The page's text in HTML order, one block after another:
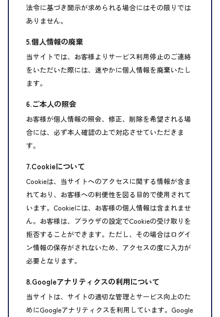
法令に基づき開示が求められる場合にはその限りでは
ありません。
5.個人情報の廃棄
当サイトでは、お客様よりサービス利用停止のご連絡
をいただいた際には、速やかに個人情報を廃棄いたし
ます。
6.ご本人の照会
お客様が個人情報の照会、修正、削除を希望される場
合には、必ず本人確認の上で対応させていただきま
す。
7.Cookieについて
Cookieは、当サイトへのアクセスに関する情報が含ま
れており、お客様への利便性を図る目的で使用されて
います。Cookieには、お客様の個人情報は含まれませ
ん。お客様は、ブラウザの設定でCookieの受け取りを
拒否することができます。ただし、その場合はログイ
ン情報の保存がされないため、アクセスの度に入力が
必要となります。
8.Googleアナリティクスの利用について
当サイトは、サイトの適切な管理とサービス向上のた
めにGoogleアナリティクスを利用しています。Google